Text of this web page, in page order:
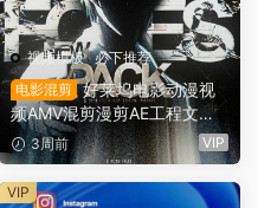
视频模板·必下推荐
电影混剪 好莱坞电影动漫视
频AMV混剪漫剪AE工程文件
预设包 Foles New Pac （16
023）
3周前 VIP
VIP